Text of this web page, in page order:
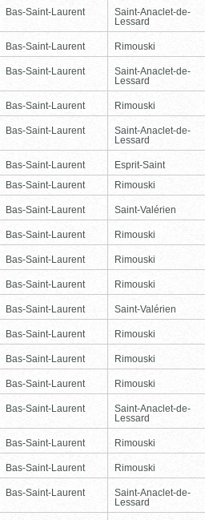
Bas-Saint-Laurent
Saint-Anaclet-de-
Lessard
Bas-Saint-Laurent Rimouski
Bas-Saint-Laurent
Saint-Anaclet-de-
Lessard
Bas-Saint-Laurent Rimouski
Bas-Saint-Laurent
Saint-Anaclet-de-
Lessard
Bas-Saint-Laurent
Esprit-Saint
Bas-Saint-Laurent Rimouski
Bas-Saint-Laurent Saint-Valérien
Bas-Saint-Laurent Rimouski
Bas-Saint-Laurent Rimouski
Bas-Saint-Laurent Rimouski
Bas-Saint-Laurent Saint-Valérien
Bas-Saint-Laurent Rimouski
Bas-Saint-Laurent Rimouski
Bas-Saint-Laurent Rimouski
Bas-Saint-Laurent
Saint-Anaclet-de-
Lessard
Bas-Saint-Laurent Rimouski
Bas-Saint-Laurent Rimouski
Bas-Saint-Laurent
Saint-Anaclet-de-
Lessard